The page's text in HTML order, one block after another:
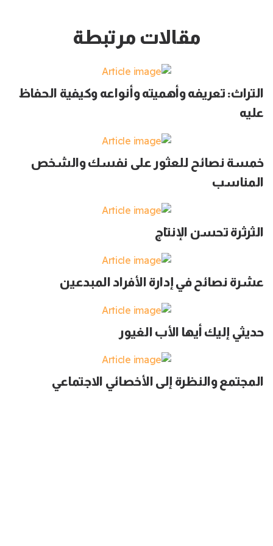
مقالات مرتبطة
التراث: تعريفه وأهميته وأنواعه وكيفية الحفاظ
عليه
خمسة نصائح للعثور على نفسك والشخص
المناسب
الثرثرة تحسن الإنتاج
عشرة نصائح في إدارة الأفراد المبدعين
حديثي إليك أيها الأب الغيور
المجتمع والنظرة إلى الأخصائي الاجتماعي